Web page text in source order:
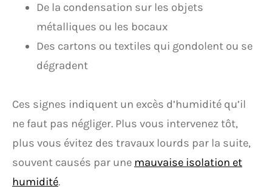
De la condensation sur les objets
métalliques ou les bocaux
Des cartons ou textiles qui gondolent ou se
dégradent
Ces signes indiquent un excès d’humidité qu’il
ne faut pas négliger. Plus vous intervenez tôt,
plus vous évitez des travaux lourds par la suite,
souvent causés par une mauvaise isolation et
humidité.